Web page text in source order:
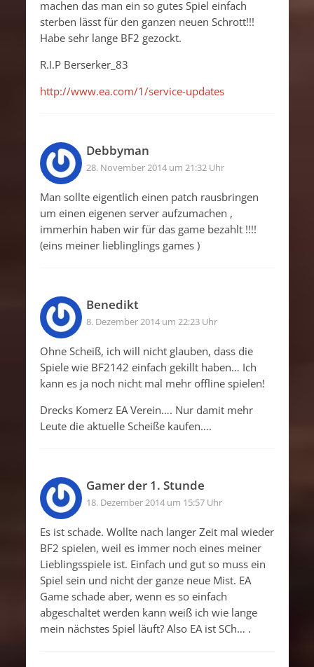
machen das man ein so gutes Spiel einfach
sterben lässt für den ganzen neuen Schrott!!!
Habe sehr lange BF2 gezockt.
R.I.P Berserker_83
http://www.ea.com/1/service-updates
Debbyman
28. November 2014 um 21:32 Uhr
Man sollte eigentlich einen patch rausbringen
um einen eigenen server aufzumachen ,
immerhin haben wir für das game bezahlt !!!!
(eins meiner lieblinglings games )
Benedikt
8. Dezember 2014 um 22:23 Uhr
Ohne Scheiß, ich will nicht glauben, dass die
Spiele wie BF2142 einfach gekillt haben… Ich
kann es ja noch nicht mal mehr offline spielen!
Drecks Komerz EA Verein…. Nur damit mehr
Leute die aktuelle Scheiße kaufen….
Gamer der 1. Stunde
18. Dezember 2014 um 15:57 Uhr
Es ist schade. Wollte nach langer Zeit mal wieder
BF2 spielen, weil es immer noch eines meiner
Lieblingsspiele ist. Einfach und gut so muss ein
Spiel sein und nicht der ganze neue Mist. EA
Game schade aber, wenn es so einfach
abgeschaltet werden kann weiß ich wie lange
mein nächstes Spiel läuft? Also EA ist SCh… .